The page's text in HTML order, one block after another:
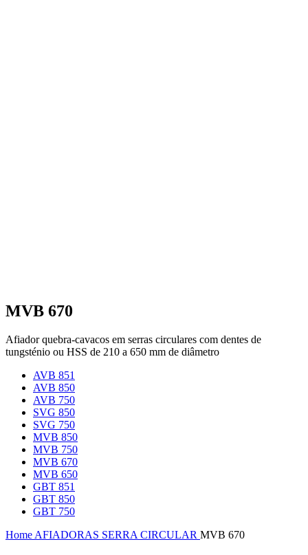
MVB 670
Afiador quebra-cavacos em serras circulares com dentes de
tungsténio ou HSS de 210 a 650 mm de diâmetro
AVB 851
AVB 850
AVB 750
SVG 850
SVG 750
MVB 850
MVB 750
MVB 670
MVB 650
GBT 851
GBT 850
GBT 750
HomeAFIADORAS SERRA CIRCULAR MVB 670